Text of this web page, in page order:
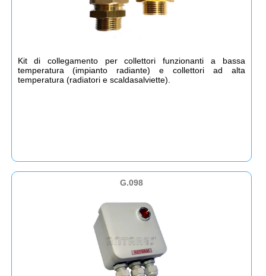
Kit di collegamento per collettori funzionanti a bassa
temperatura (impianto radiante) e collettori ad alta
temperatura (radiatori e scaldasalviette).
G.098